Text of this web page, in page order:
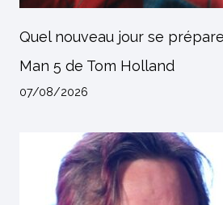
Quel nouveau jour se
Man 5 de Tom Holland
07/08/2026